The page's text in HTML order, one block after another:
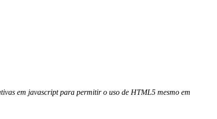
em javascript para permitir o uso de HTML5 mesmo em